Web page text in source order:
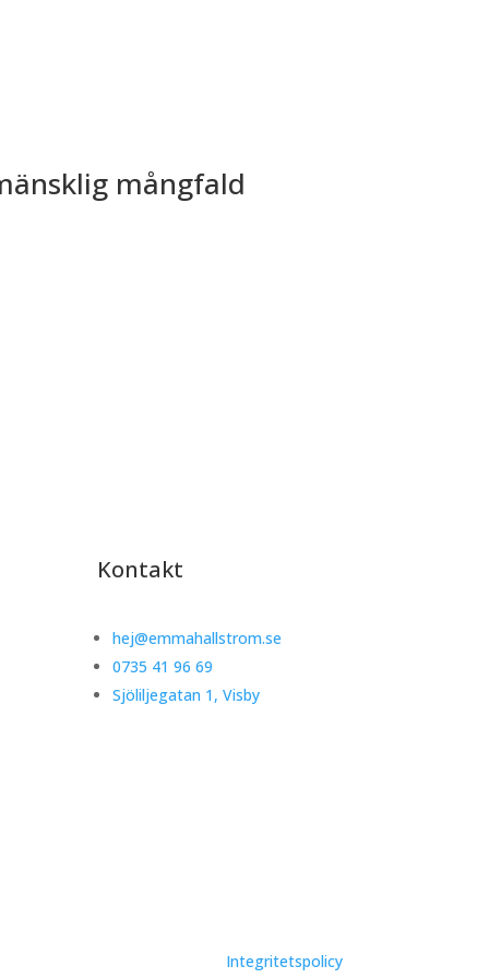
mångfald
Kontakt
hej@emmahallstrom.se
0735 41 96 69
Sjöliljegatan 1, Visby
Integritetspolicy